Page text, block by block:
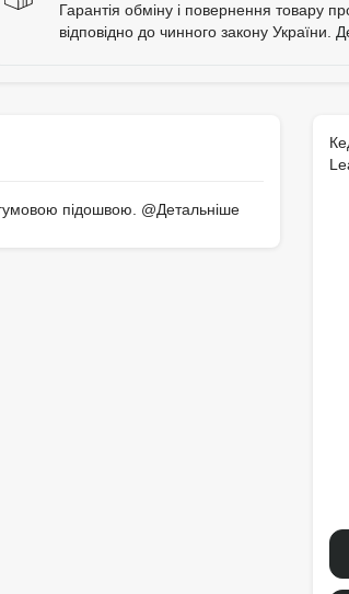
Гарантія обміну і повернення товару
відповідно до чинного закону України.
підошвою. @Детальніше